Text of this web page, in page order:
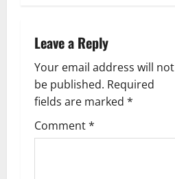
v
i
g
a
t
Leave a Reply
Your email address will not
be published. Required
fields are marked *
Comment*